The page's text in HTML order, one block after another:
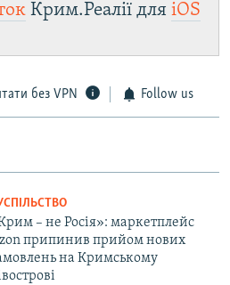
Крим.Реалії для iOS
без VPN Follow us
– не Росія»: маркетплейс
припинив прийом нових
на Кримському